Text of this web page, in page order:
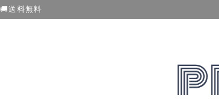
🚚送料無料